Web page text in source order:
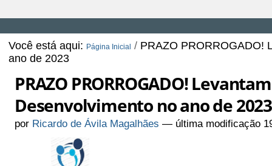
Você está aqui: Página Inicial / PRAZO PRORROGADO!
ano de 2023
PRAZO PRORROGADO!
Desenvolvimento no ano de 2023
por Ricardo de Ávila Magalhães — última modificação